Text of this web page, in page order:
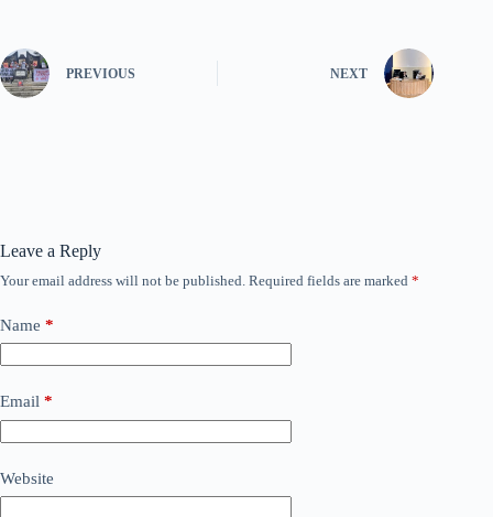
PREVIOUS NEXT
Leave a Reply
Your email address will not be published. Required fields are marked *
Name *
Email *
Website